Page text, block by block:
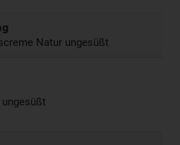
Natur ungesüßt